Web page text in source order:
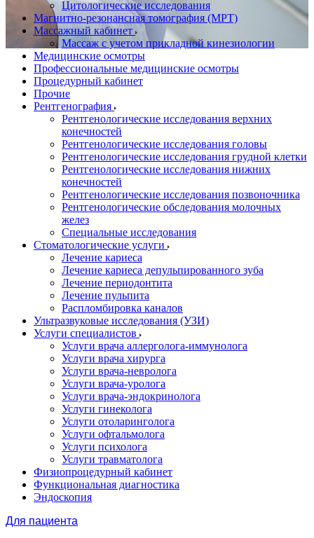
Цитологические исследования
Магнитно-резонансная томография (МРТ)
Массажный кабинет
Массаж с учетом прикладной кинезиологии
Медицинские осмотры
Профессиональные медицинские осмотры
Процедурный кабинет
Прочие
Рентгенография
Рентгенологические исследования верхних
конечностей
Рентгенологические исследования головы
Рентгенологические исследования грудной клетки
Рентгенологические исследования нижних
конечностей
Рентгенологические исследования позвоночника
Рентгенологические обследования молочных
желез
Специальные исследования
Стоматологические услуги
Лечение кариеса
Лечение кариеса депульпированного зуба
Лечение периодонтита
Лечение пульпита
Распломбировка каналов
Ультразвуковые исследования (УЗИ)
Услуги специалистов
Услуги врача аллерголога-иммунолога
Услуги врача хирурга
Услуги врача-невролога
Услуги врача-уролога
Услуги врача-эндокринолога
Услуги гинеколога
Услуги отоларинголога
Услуги офтальмолога
Услуги психолога
Услуги травматолога
Физиопроцедурный кабинет
Функциональная диагностика
Эндоскопия
Для пациента